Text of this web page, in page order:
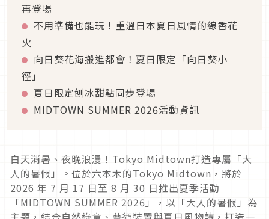
再登場
不用準備也能玩！重溫日本夏日風情的線香花
火
向日葵花海搬進都會！夏日限定「向日葵小
徑」
夏日限定刨冰甜點同步登場
MIDTOWN SUMMER 2026活動資訊
白天消暑、夜晚浪漫！Tokyo Midtown打造專屬「大
人的暑假」。位於六本木的Tokyo Midtown，將於
2026 年 7 月 17 日至 8 月 30 日推出夏季活動
「MIDTOWN SUMMER 2026」，以「大人的暑假」為